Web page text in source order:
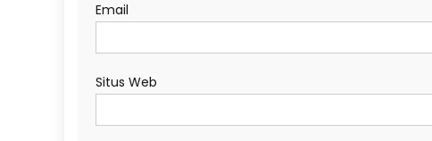
Email
Situs Web